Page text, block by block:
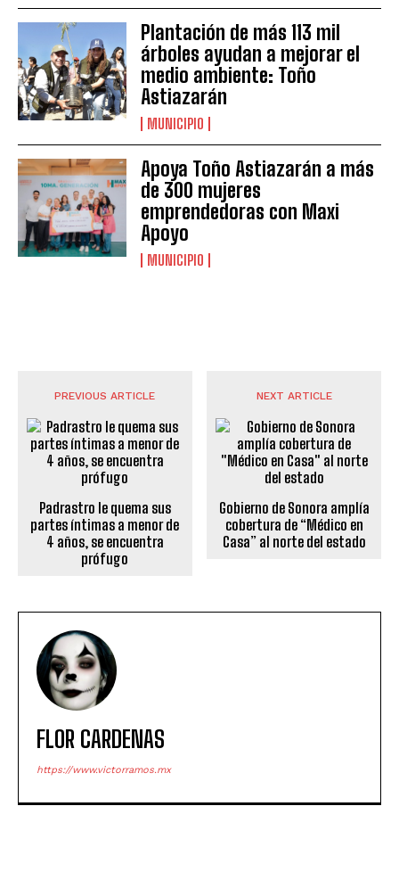
Plantación de más 113 mil
árboles ayudan a mejorar el
medio ambiente: Toño
Astiazarán
MUNICIPIO
Apoya Toño Astiazarán a más
de 300 mujeres
emprendedoras con Maxi
Apoyo
MUNICIPIO
PREVIOUS ARTICLE
Padrastro le quema sus
partes íntimas a menor de
4 años, se encuentra
prófugo
NEXT ARTICLE
Gobierno de Sonora amplía
cobertura de “Médico en
Casa” al norte del estado
FLOR CARDENAS
https://www.victorramos.mx